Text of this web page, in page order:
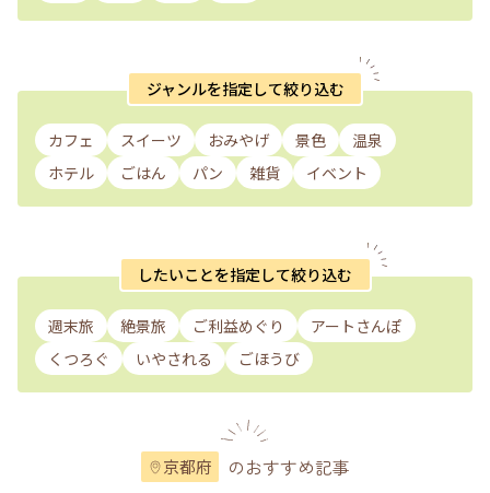
ジャンルを指定して絞り込む
カフェ スイーツ おみやげ 景色
温泉
ホテル
ごはん パン 雑貨 イベント
したいことを指定して絞り込む
週末旅 絶景旅 ご利益めぐり
アートさんぽ
くつろぐ
いやされる ごほうび
京都府 のおすすめ記事